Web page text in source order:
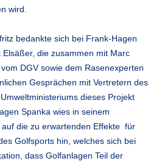
wird.
bedankte sich bei Frank-Hagen
die zusammen mit Marc
DGV sowie dem Rasenexperten
Gesprächen mit Vertretern des
dieses Projekt
Spanka wies in seinem
die zu erwartenden Effekte für
Golfsports hin, welches sich bei
dass Golfanlagen Teil der